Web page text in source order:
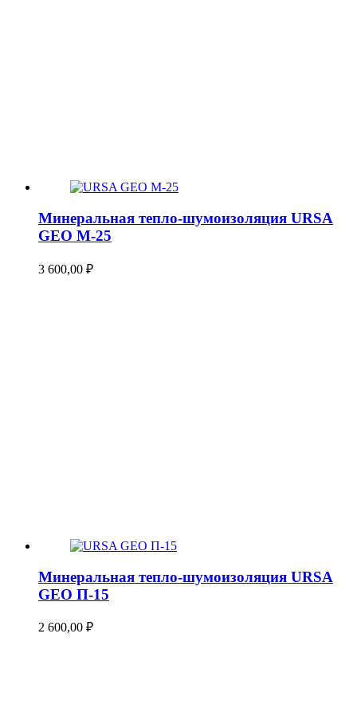
Минеральная тепло-шумоизоляция URSA
GEO М-25
3 600,00 ₽
Минеральная тепло-шумоизоляция URSA
GEO П-15
2 600,00 ₽